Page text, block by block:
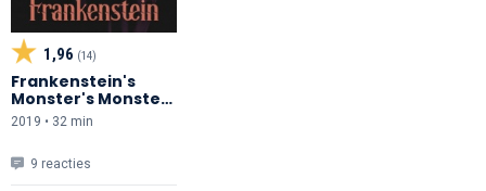
1,96 (14)
Frankenstein's
Monster's Monster,
Frankenstein
2019 • 32 min
9 reacties